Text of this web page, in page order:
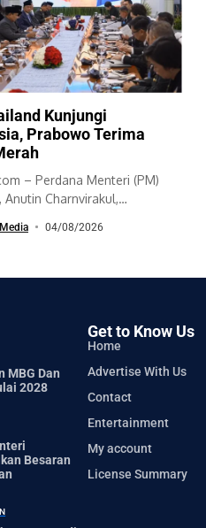
Kunjungi
Prabowo Terima
– Perdana Menteri (PM)
Anutin Charnvirakul,
04/08/2026
MBG Dan
2028
Besaran
Get to Know Us
Home
Advertise With Us
Contact
Entertainment
My account
License Summary